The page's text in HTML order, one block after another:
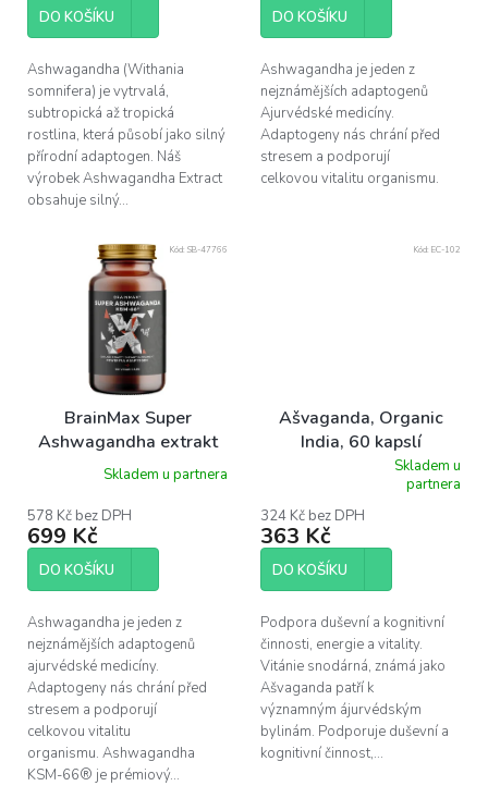
DO KOŠÍKU
Ashwagandha (Withania
somnifera) je vytrvalá,
subtropická až tropická
rostlina, která působí jako silný
přírodní adaptogen. Náš
výrobek Ashwagandha Extract
obsahuje silný...
DO KOŠÍKU
Ashwagandha je jeden z
nejznámějších adaptogenů
Ajurvédské medicíny.
Adaptogeny nás chrání před
stresem a podporují
celkovou vitalitu organismu.
BrainMax Super
Ashwagandha extrakt
KSM-66, 100 rostlinných
Skladem u partnera
578 Kč bez DPH
699 Kč
DO KOŠÍKU
Ashwagandha je jeden z
nejznámějších adaptogenů
ajurvédské medicíny.
Adaptogeny nás chrání před
stresem a podporují
celkovou vitalitu
organismu. Ashwagandha
KSM-66® je prémiový...
Kód: SB-47766
Ašvaganda, Organic
India, 60 kapslí
produktu
je
5,0
5
Skladem u
partnera
324 Kč bez DPH
363 Kč
DO KOŠÍKU
Podpora duševní a kognitivní
činnosti, energie a vitality.
Vitánie snodárná, známá jako
Ašvaganda patří k
významným ájurvédským
bylinám. Podporuje duševní a
kognitivní činnost,...
Kód: EC-102